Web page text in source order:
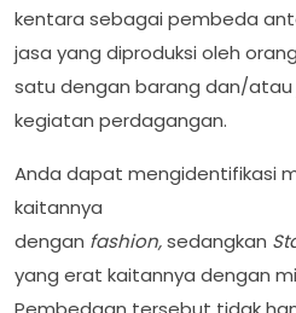
kentara sebagai pembeda
jasa yang diproduksi oleh
satu dengan barang dan/atau
kegiatan perdagangan.
Anda dapat mengidentifikasi
kaitannya
dengan fashion,sedangkan
yang erat kaitannya dengan